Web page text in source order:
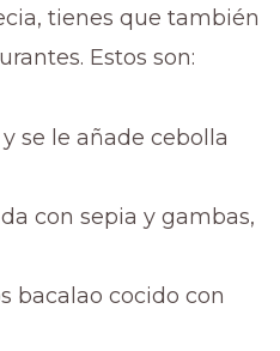
tienes que también
Estos son:
se le añade cebolla
con sepia y gambas,
bacalao cocido con